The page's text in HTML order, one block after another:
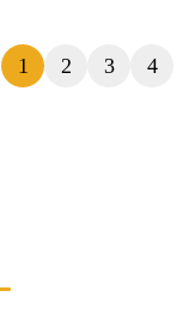
1 2 3 4